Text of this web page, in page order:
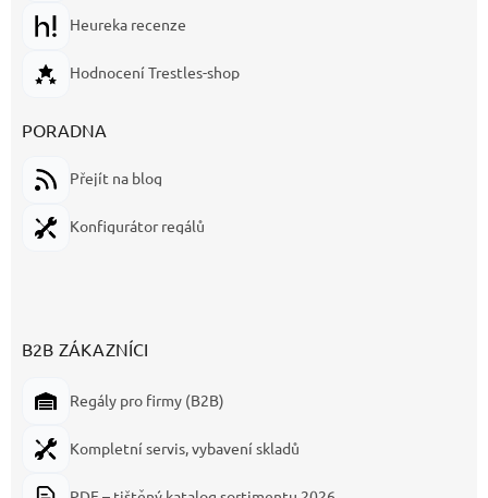
Heureka recenze
Hodnocení Trestles-shop
PORADNA
Přejít na blog
Konfigurátor regálů
B2B ZÁKAZNÍCI
Regály pro firmy (B2B)
Kompletní servis, vybavení skladů